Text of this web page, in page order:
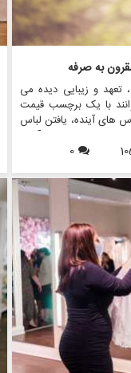
به صرفه
و زیبایی دیده می
با یک برچسب قیمت
های آینده، یافتن لباس
تواند کار دلهره آوری
دوم وارد عمل می
می دهند.
0